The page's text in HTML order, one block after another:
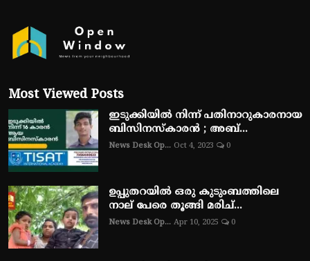
Most Viewed Posts
ഇടുക്കിയിൽ നിന്ന് പതിനാറുകാരനായ
ബിസിനസ്‌കാരൻ ; അബ്...
News Desk Op... Oct 4, 2023 0
ഉപ്പുതറയിൽ ഒരു കുടുംബത്തിലെ
നാല് പേരെ തൂങ്ങി മരിച്...
News Desk Op... Apr 10, 2025 0